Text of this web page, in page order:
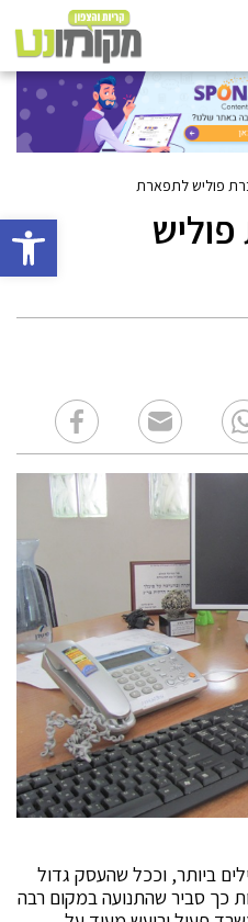
פתח
פוליש לתפארת
ביותר, וככל שהעסק גדול
כך סביר שהתנועה במקום רבה